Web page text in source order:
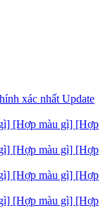
xác nhất Update
[Hợp màu gì] [Hợp
[Hợp màu gì] [Hợp
[Hợp màu gì] [Hợp
[Hợp màu gì] [Hợp